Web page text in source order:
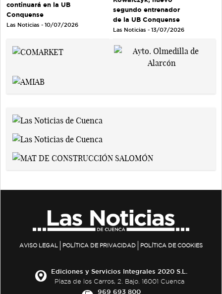
continuará en la UB
Conquense
Las Noticias - 10/07/2026
segundo entrenador
de la UB Conquense
Las Noticias - 13/07/2026
AVISO LEGAL POLÍTICA DE PRIVACIDAD POLÍTICA DE COOKIES
Ediciones y Servicios Integrales 2020 S.L.
Plaza de los Carros, 2. Bajo. 16001 Cuenca
969 693 800